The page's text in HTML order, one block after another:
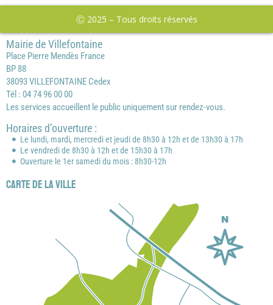
Ⓒ 2025 – Tous droits réservés
Mairie de Villefontaine
Place Pierre Mendès France
BP 88
38093 VILLEFONTAINE Cedex
Tél : 04 74 96 00 00
Les services accueillent le public uniquement sur rendez-vous.
Horaires d’ouverture :
Le lundi, mardi, mercredi et jeudi de 8h30 à 12h et de 13h30 à 17h
Le vendredi de 8h30 à 12h et de 15h30 à 17h
Ouverture le 1er samedi du mois : 8h30-12h
Carte de la ville